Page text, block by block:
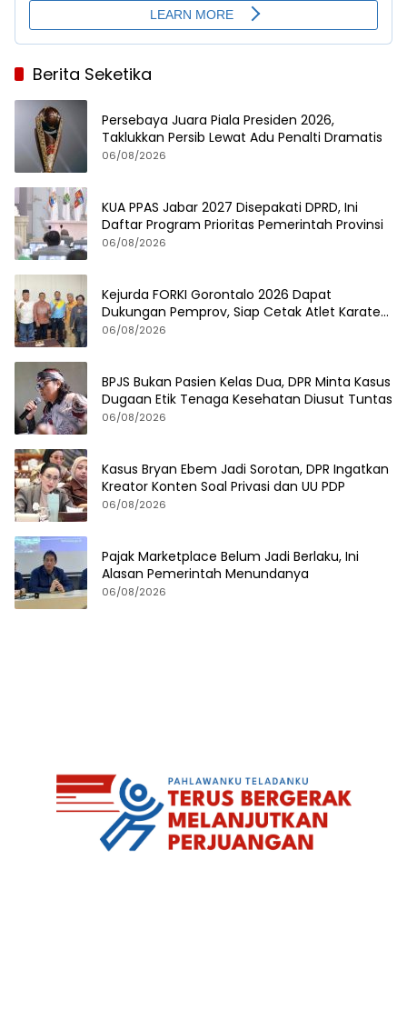
Berita Seketika
Persebaya Juara Piala Presiden 2026,
Taklukkan Persib Lewat Adu Penalti Dramatis
06/08/2026
KUA PPAS Jabar 2027 Disepakati DPRD, Ini
Daftar Program Prioritas Pemerintah Provinsi
06/08/2026
Kejurda FORKI Gorontalo 2026 Dapat
Dukungan Pemprov, Siap Cetak Atlet Karate
Berprestasi
06/08/2026
BPJS Bukan Pasien Kelas Dua, DPR Minta Kasus
Dugaan Etik Tenaga Kesehatan Diusut Tuntas
06/08/2026
Kasus Bryan Ebem Jadi Sorotan, DPR Ingatkan
Kreator Konten Soal Privasi dan UU PDP
06/08/2026
Pajak Marketplace Belum Jadi Berlaku, Ini
Alasan Pemerintah Menundanya
06/08/2026